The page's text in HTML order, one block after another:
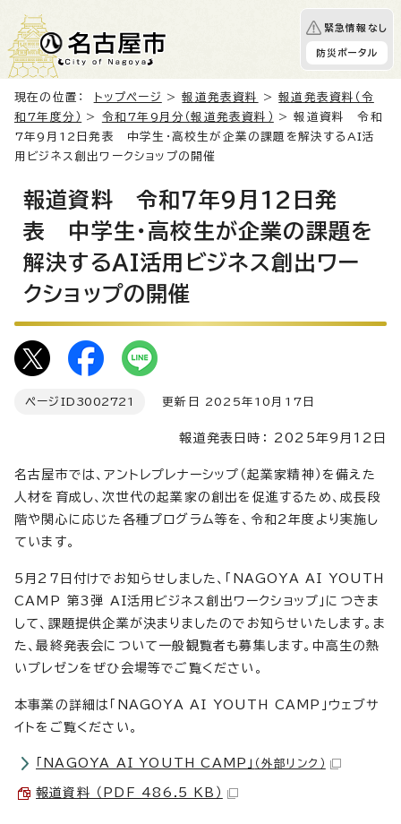
緊急情報なし
防災ポータル
現在の位置： トップページ >報道発表資料 >報道発表資料（令
和7年度分）
> 令和7年9月分（報道発表資料）
> 報道資料 令和
7年9月12日発表 中学生・高校生が企業の課題を解決するAI活
用ビジネス創出ワークショップの開催
報道資料 令和7年9月12日発
表 中学生・高校生が企業の課題を
解決するAI活用ビジネス創出ワー
クショップの開催
ページID 3002721 更新日 2025年10月17日
報道発表日時： 2025年9月12日
名古屋市では、アントレプレナーシップ（起業家精神）を備えた
人材を育成し、次世代の起業家の創出を促進するため、成長段
階や関心に応じた各種プログラム等を、令和2年度より実施し
ています。
5月27日付けでお知らせしました、「NAGOYA AI YOUTH
CAMP 第3弾 AI活用ビジネス創出ワークショップ」につきま
して、課題提供企業が決まりましたのでお知らせいたします。ま
た、最終発表会について一般観覧者も募集します。中高生の熱
いプレゼンをぜひ会場等でご覧ください。
本事業の詳細は「NAGOYA AI YOUTH CAMP」ウェブサ
イトをご覧ください。
「NAGOYA AI YOUTH CAMP」 （外部リンク）
報道資料 （PDF 486.5 KB）